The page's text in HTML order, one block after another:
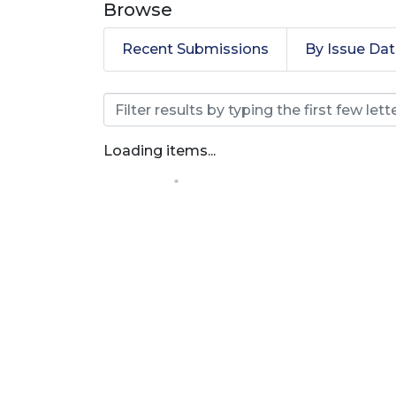
Browse
Recent Submissions By Issue
Browsing
Loading items...